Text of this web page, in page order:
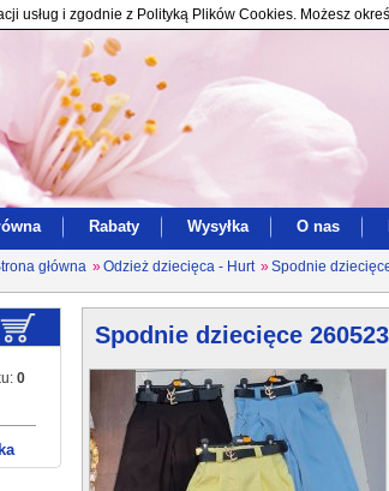
usług i zgodnie z Polityką Plików Cookies. Możesz
Rabaty Wysyłka O nas
główna »Odzież dziecięca - Hurt »Spodnie
0
Spodnie dziecięce